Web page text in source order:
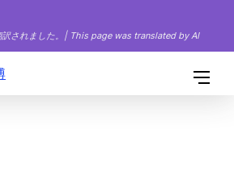
訳されました。| This page was translated by AI